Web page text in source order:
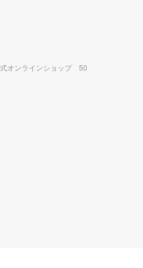
式オンラインショップ 50